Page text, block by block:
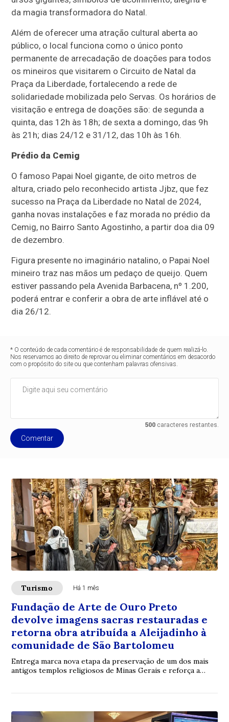
da magia transformadora do Natal.
Além de oferecer uma atração cultural aberta ao
público, o local funciona como o único ponto
permanente de arrecadação de doações para todos
os mineiros que visitarem o Circuito de Natal da
Praça da Liberdade, fortalecendo a rede de
solidariedade mobilizada pelo Servas. Os horários de
visitação e entrega de doações são: de segunda a
quinta, das 12h às 18h; de sexta a domingo, das 9h
às 21h; dias 24/12 e 31/12, das 10h às 16h.
Prédio da Cemig
O famoso Papai Noel gigante, de oito metros de
altura, criado pelo reconhecido artista Jjbz, que fez
sucesso na Praça da Liberdade no Natal de 2024,
ganha novas instalações e faz morada no prédio da
Cemig, no Bairro Santo Agostinho, a partir doa dia 09
de dezembro.
Figura presente no imaginário natalino, o Papai Noel
mineiro traz nas mãos um pedaço de queijo. Quem
estiver passando pela Avenida Barbacena, nº 1.200,
poderá entrar e conferir a obra de arte inflável até o
dia 26/12.
* O conteúdo de cada comentário é de responsabilidade de quem realizá-lo.
Nos reservamos ao direito de reprovar ou eliminar comentários em desacordo
com o propósito do site ou que contenham palavras ofensivas.
500caracteres restantes.
Comentar
Turismo Há 1 mês
Fundação de Arte de Ouro Preto
devolve imagens sacras restauradas e
retorna obra atribuída a Aleijadinho à
comunidade de São Bartolomeu
Entrega marca nova etapa da preservação de um dos mais
antigos templos religiosos de Minas Gerais e reforça a